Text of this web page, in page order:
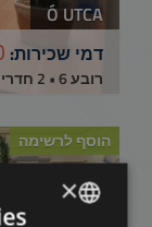
Ó UTCA
דמי שכירות:
רובע 6 • 2 חדרי שינה • 98 m
הוסף לרשימה
×